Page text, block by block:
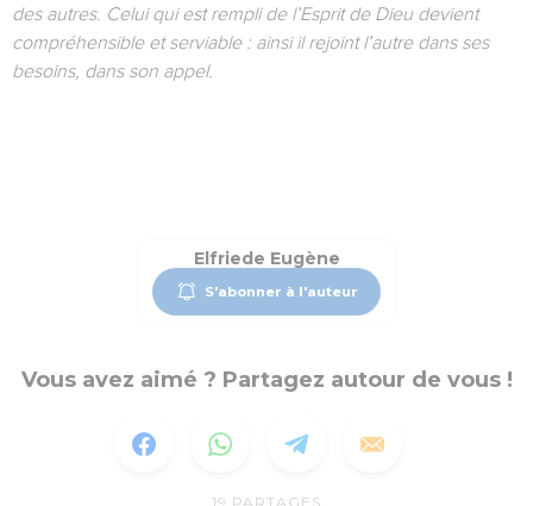
des autres. Celui qui est rempli de l’Esprit de Dieu devient
compréhensible et serviable : ainsi il rejoint l’autre dans ses
besoins, dans son appel.
Elfriede Eugène
S'abonner à l'auteur
Vous avez aimé ? Partagez autour de vous !
19 PARTAGES